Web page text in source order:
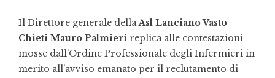
Il Direttore generale dellaAsl Lanciano Vasto
Chieti Mauro Palmieri replica alle contestazioni
mosse dall’Ordine Professionale degli Infermieri in
merito all’avviso emanato per il reclutamento di